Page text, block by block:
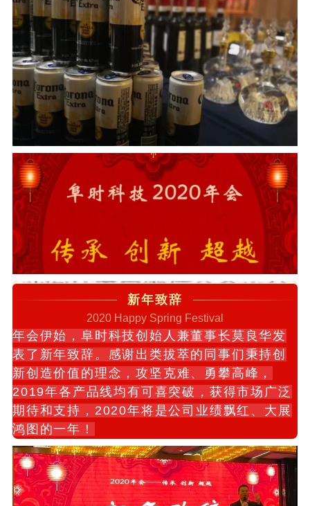
新年致辞
2020 Happy Spring Festival
年会伊始，阜时科技创始人兼董事长莫良华发
表了新年致辞。感谢出类拔萃的同事们秉持创
新创造价值的理念，攻坚克难、勇攀高峰 ，
2019年各产品线均有可喜突破，获得市场广泛
期待和支持， 2020年将是公司业绩飘红、大展
鸿图的一年！